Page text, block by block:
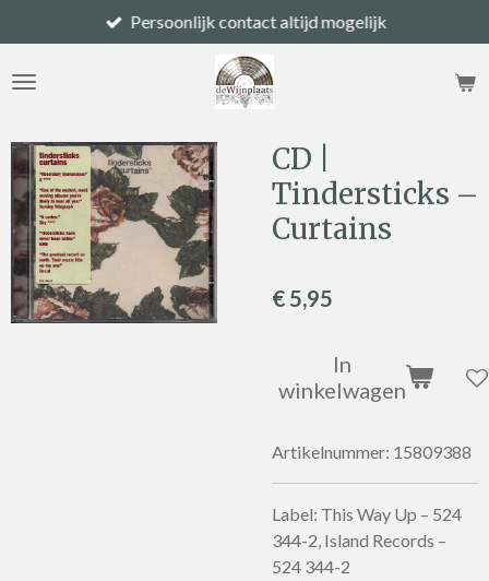
direct
naar
Persoonlijk contact altijd mogelijk
CD |
Tindersticks –
Curtains
€ 5,95
In
winkelwagen
Artikelnummer: 15809388
Label: This Way Up – 524
344-2, Island Records –
524 344-2